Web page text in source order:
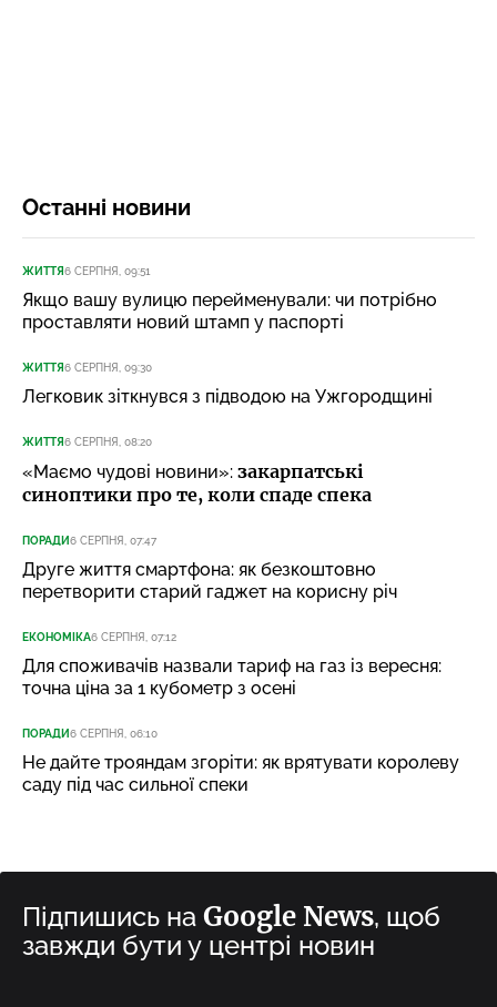
Останні новини
ЖИТТЯ6 СЕРПНЯ, 09:51
Якщо вашу вулицю перейменували: чи потрібно
проставляти новий штамп у паспорті
ЖИТТЯ6 СЕРПНЯ, 09:30
Легковик зіткнувся з підводою на Ужгородщині
ЖИТТЯ6 СЕРПНЯ, 08:20
«Маємо чудові новини»: закарпатські
синоптики про те, коли спаде спека
ПОРАДИ6 СЕРПНЯ, 07:47
Друге життя смартфона: як безкоштовно
перетворити старий гаджет на корисну річ
ЕКОНОМІКА6 СЕРПНЯ, 07:12
Для споживачів назвали тариф на газ із вересня:
точна ціна за 1 кубометр з осені
ПОРАДИ6 СЕРПНЯ, 06:10
Не дайте трояндам згоріти: як врятувати королеву
саду під час сильної спеки
Підпишись на Google News, щоб
завжди бути у центрі новин